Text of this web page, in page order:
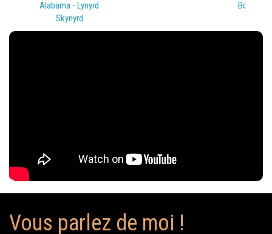
Alabama - Lynyrd
Skynyrd
Bowie
Vous parlez de moi !